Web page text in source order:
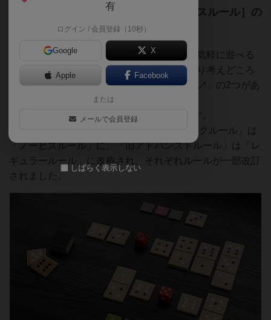
【2023年改訂】Bossa／坊茶［ノービスルール］の
インストです。
『Bossa／坊茶』のルールは2レベルあり、気軽に遊べる
ゴーアウト系の「ノービスルール*」と、より考えどころ
が多く悩ましさが楽しい「レギュラールール*」の2つがあ
ここでは「ノービスルール」をご紹介します。
*2023年にルール改訂が行われ「旧ベーシックルール」は
「ノービスルール」に、「旧アドバンスドルール」は「レ
ギュラールール」に改称され、それぞれルールが一部改訂
されました。
有
ログイン / 会員登録（10秒）
Google X
Apple Facebook
または
メールで会員登録
しばらく表示しない